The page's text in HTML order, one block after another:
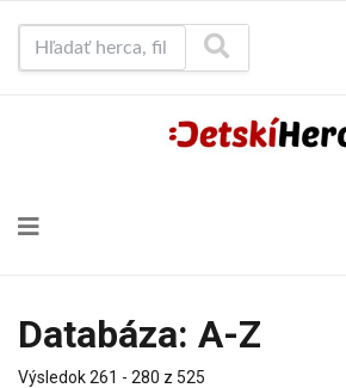
Databáza: A-Z
Výsledok 261 - 280 z 525